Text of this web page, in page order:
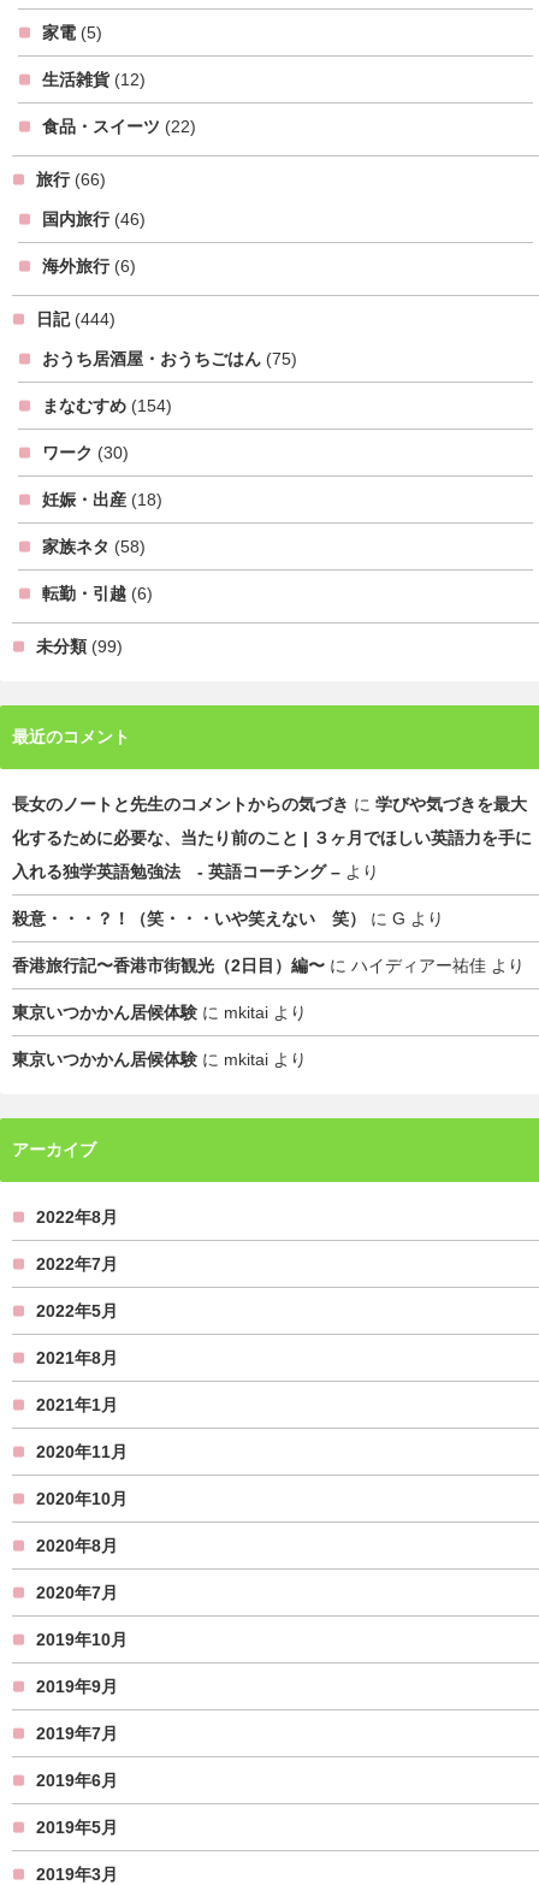
家電 (5)
生活雑貨 (12)
食品・スイーツ (22)
旅行(66)
国内旅行(46)
海外旅行(6)
日記(444)
おうち居酒屋・おうちごはん (75)
まなむすめ (154)
ワーク (30)
妊娠・出産 (18)
家族ネタ (58)
転勤・引越 (6)
未分類 (99)
最近のコメント
長女のノートと先生のコメントからの気づき に 学びや気づきを最大
化するために必要な、当たり前のこと | ３ヶ月でほしい英語力を手に
入れる独学英語勉強法 - 英語コーチング – より
殺意・・・？！（笑・・・いや笑えない 笑） に G より
香港旅行記〜香港市街観光（2日目）編〜 に ハイディアー祐佳 より
東京いつかかん居候体験 に mkitai より
東京いつかかん居候体験 に mkitai より
アーカイブ
2022年8月
2022年7月
2022年5月
2021年8月
2021年1月
2020年11月
2020年10月
2020年8月
2020年7月
2019年10月
2019年9月
2019年7月
2019年6月
2019年5月
2019年3月